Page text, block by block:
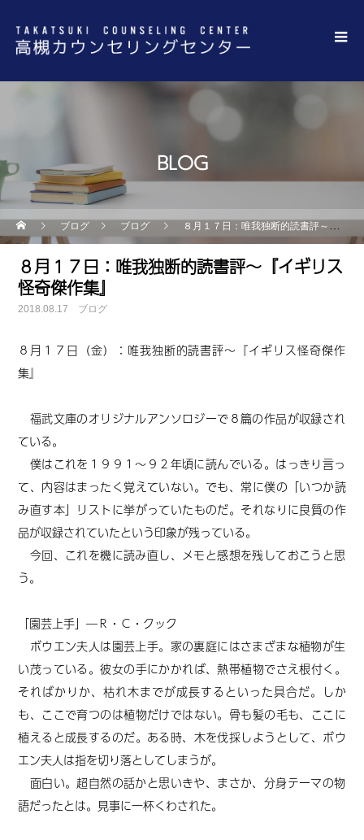
BLOG
ブログ ブログ ８月１７日：唯我独断的読書評～『イギリス怪奇傑作集』
８月１７日：唯我独断的読書評～『イギリス
怪奇傑作集』
2018.08.17 ブログ
８月１７日（金）：唯我独断的読書評～『イギリス怪奇傑作
集』
福武文庫のオリジナルアンソロジーで８篇の作品が収録され
ている。
僕はこれを１９９１～９２年頃に読んでいる。はっきり言っ
て、内容はまったく覚えていない。でも、常に僕の「いつか読
み直す本」リストに挙がっていたものだ。それなりに良質の作
品が収録されていたという印象が残っている。
今回、これを機に読み直し、メモと感想を残しておこうと思
う。
「園芸上手」―Ｒ・Ｃ・クック
ボウエン夫人は園芸上手。家の裏庭にはさまざまな植物が生
い茂っている。彼女の手にかかれば、熱帯植物でさえ根付く。
そればかりか、枯れ木までが成長するといった具合だ。しか
も、ここで育つのは植物だけではない。骨も髪の毛も、ここに
植えると成長するのだ。ある時、木を伐採しようとして、ボウ
エン夫人は指を切り落としてしまうが。
面白い。超自然の話かと思いきや、まさか、分身テーマの物
語だったとは。見事に一杯くわされた。